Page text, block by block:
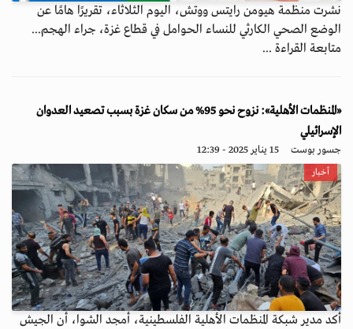
نشرت منظمة هيومن رايتس ووتش، اليوم الثلاثاء، تقريرًا هامًا عن
الوضع الصحي الكارثي للنساء الحوامل في قطاع غزة، جراء الهجم...
متابعة القراءة ...
«المنظمات الأهلية»: نزوح نحو 95% من سكان غزة بسبب تصعيد العدوان
الإسرائيلي
جسور بوست 15 يناير 2025 - 12:39
أخبار
أكد مدير شبكة المنظمات الأهلية الفلسطينية، أمجد الشوا، أن الجيش